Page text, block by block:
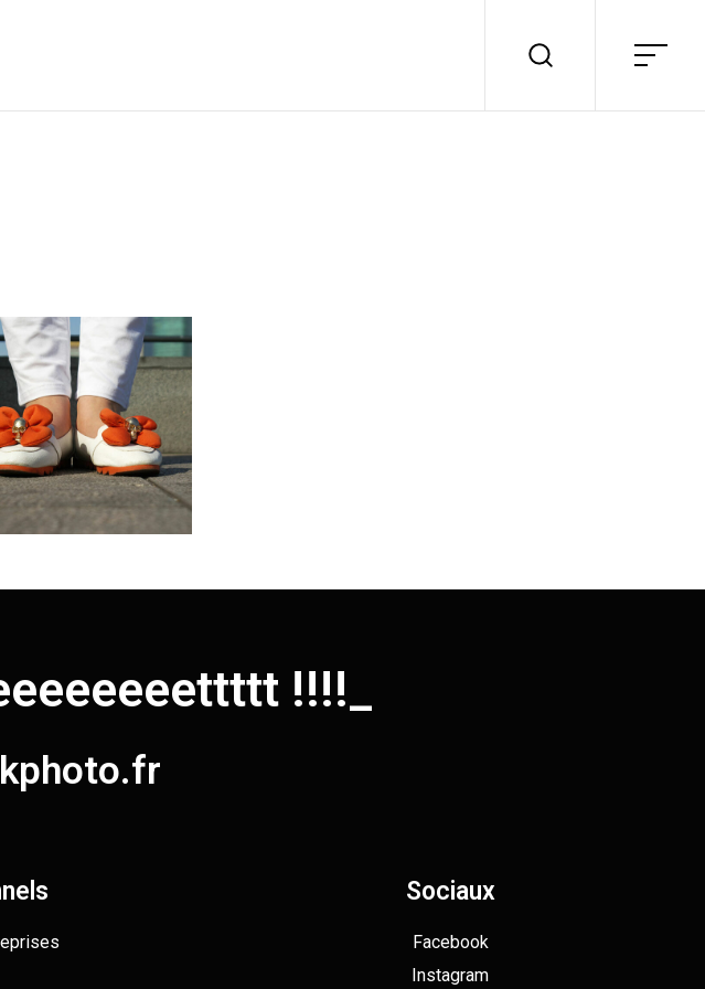
!!!!!_
Sociaux
Facebook
Instagram